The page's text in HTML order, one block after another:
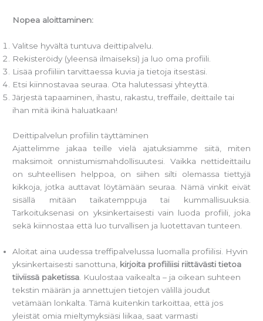
Nopea aloittaminen:
Valitse hyvältä tuntuva deittipalvelu.
Rekisteröidy (yleensä ilmaiseksi) ja luo oma profiili.
Lisää profiiliin tarvittaessa kuvia ja tietoja itsestäsi.
Etsi kiinnostavaa seuraa. Ota halutessasi yhteyttä.
Järjestä tapaaminen, ihastu, rakastu, treffaile, deittaile tai
ihan mitä ikinä haluatkaan!
Deittipalvelun profiilin täyttäminen
Ajattelimme jakaa teille vielä ajatuksiamme siitä, miten
maksimoit onnistumismahdollisuutesi. Vaikka nettideittailu
on suhteellisen helppoa, on siihen silti olemassa tiettyjä
kikkoja, jotka auttavat löytämään seuraa. Nämä vinkit eivät
sisällä mitään taikatemppuja tai kummallisuuksia.
Tarkoituksenasi on yksinkertaisesti vain luoda profiili, joka
sekä kiinnostaa että luo turvallisen ja luotettavan tunteen.
Aloitat aina uudessa treffipalvelussa luomalla profiilisi. Hyvin
yksinkertaisesti sanottuna, kirjoita profiiliisi riittävästi tietoa
tiiviissä paketissa . Kuulostaa vaikealta – ja oikean suhteen
tekstin määrän ja annettujen tietojen välillä joudut
vetämään lonkalta. Tämä kuitenkin tarkoittaa, että jos
yleistät omia mieltymyksiäsi liikaa, saat varmasti